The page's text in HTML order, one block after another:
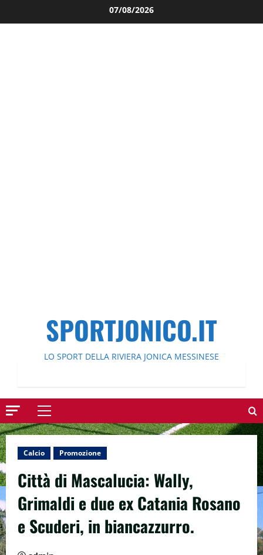
al
07/08/2026
SPORTJONICO.IT
LO SPORT DELLA RIVIERA JONICA MESSINESE
Menu
principale
Calcio Promozione
Città di Mascalucia: Wally,
Grimaldi e due ex Catania Rosano
e Scuderi, in biancazzurro.